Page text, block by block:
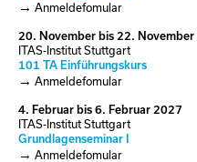
Anmeldefomular
20. November bis 22. November
ITAS-Institut Stuttgart
101 TA Einführungskurs
Anmeldefomular
4. Februar bis 6. Februar 2027
ITAS-Institut Stuttgart
Grundlagenseminar I
Anmeldefomular